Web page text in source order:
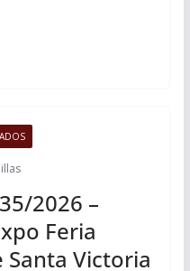
2026 –
Feria
Victoria